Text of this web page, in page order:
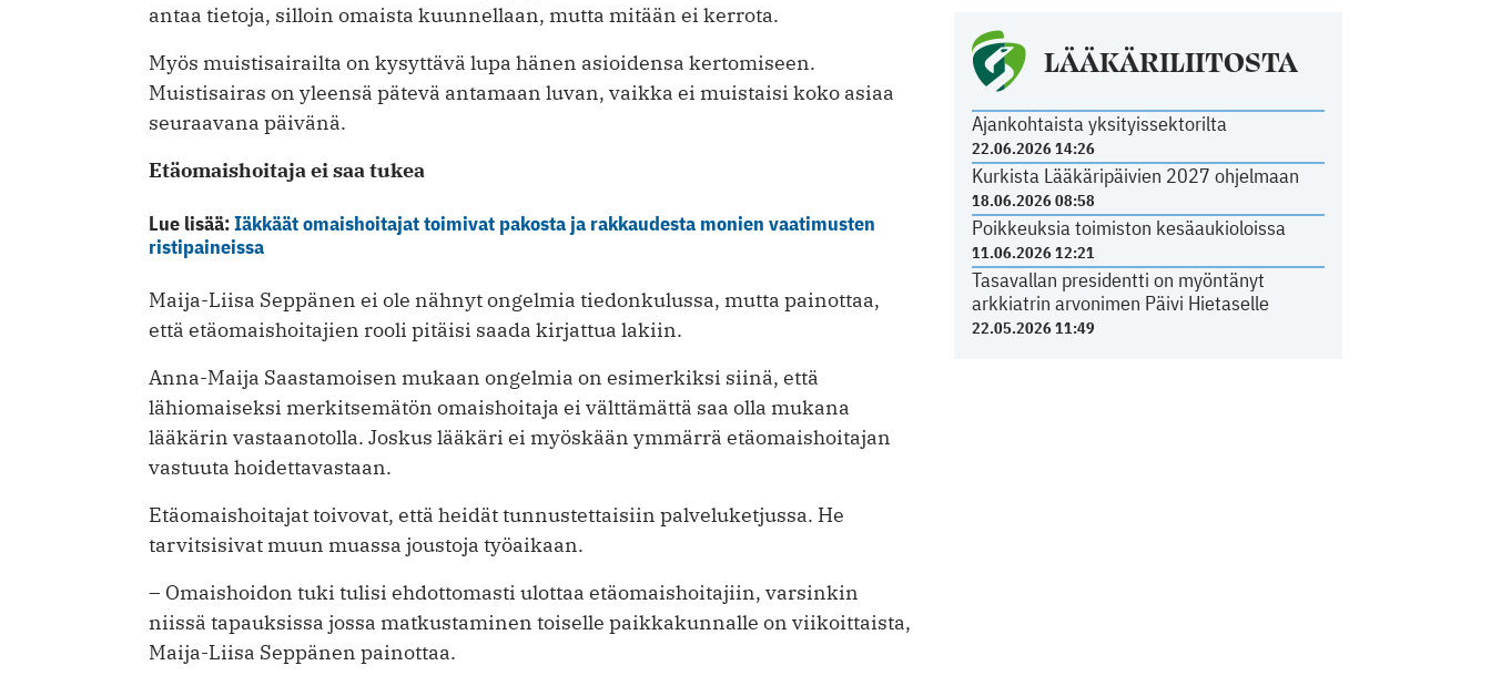
LÄÄKÄRILIITOSTA
Ajankohtaista yksityissektorilta
22.06.2026 14:26
Kurkista Lääkäripäivien 2027 ohjelmaan
18.06.2026 08:58
Poikkeuksia toimiston kesäaukioloissa
11.06.2026 12:21
Tasavallan presidentti on myöntänyt
arkkiatrin arvonimen Päivi Hietaselle
22.05.2026 11:49
antaa tietoja, silloin omaista kuunnellaan, mutta mitään ei kerrota.
Myös muistisairailta on kysyttävä lupa hänen asioidensa kertomiseen.
Muistisairas on yleensä pätevä antamaan luvan, vaikka ei muistaisi koko asiaa
seuraavana päivänä.
Etäomaishoitaja ei saa tukea
Lue lisää:Iäkkäät omaishoitajat toimivat pakosta ja rakkaudesta monien vaatimusten
ristipaineissa
Maija-Liisa Seppänen ei ole nähnyt ongelmia tiedonkulussa, mutta painottaa,
että etäomaishoitajien rooli pitäisi saada kirjattua lakiin.
Anna-Maija Saastamoisen mukaan ongelmia on esimerkiksi siinä, että
lähiomaiseksi merkitsemätön omaishoitaja ei välttämättä saa olla mukana
lääkärin vastaanotolla. Joskus lääkäri ei myöskään ymmärrä etäomaishoitajan
vastuuta hoidettavastaan.
Etäomaishoitajat toivovat, että heidät tunnustettaisiin palveluketjussa. He
tarvitsisivat muun muassa joustoja työaikaan.
– Omaishoidon tuki tulisi ehdottomasti ulottaa etäomaishoitajiin, varsinkin
niissä tapauksissa jossa matkustaminen toiselle paikkakunnalle on viikoittaista,
Maija-Liisa Seppänen painottaa.